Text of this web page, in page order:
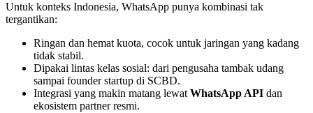
Untuk konteks Indonesia, WhatsApp punya kombinasi tak
tergantikan:
Ringan dan hemat kuota, cocok untuk jaringan yang kadang
tidak stabil.
Dipakai lintas kelas sosial: dari pengusaha tambak udang
sampai founder startup di SCBD.
Integrasi yang makin matang lewat WhatsApp API dan
ekosistem partner resmi.